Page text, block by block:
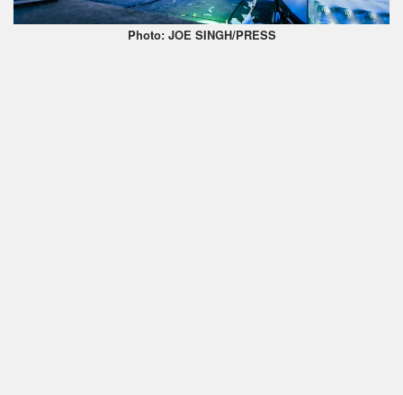
Photo: JOE SINGH/PRESS